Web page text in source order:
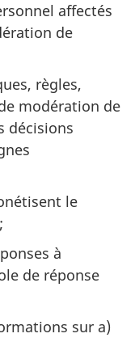
affectés
de
règles,
modération de
décisions
le
à
de réponse
sur a)